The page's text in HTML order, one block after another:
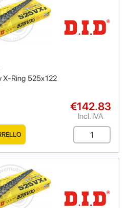
X-Ring 525x122
€142.83
Incl. IVA